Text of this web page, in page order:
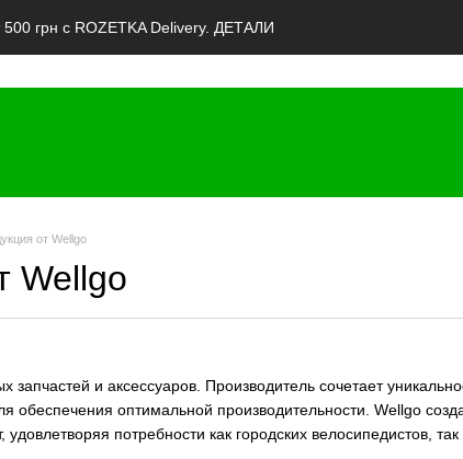
грн с ROZETKA Delivery. ДЕТАЛИ
от Wellgo
Wellgo
и аксессуаров. Производитель сочетает
обеспечения оптимальной производительности. Wellgo
потребности как городских велосипедистов,